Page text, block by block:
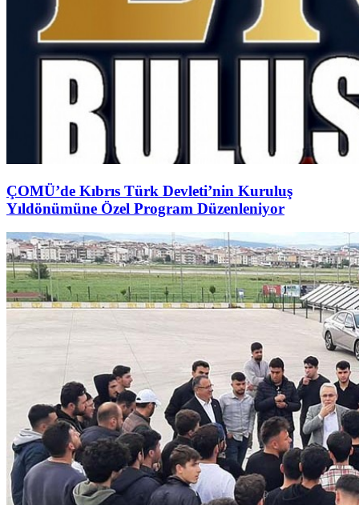
ÇOMÜ’de Kıbrıs Türk Devleti’nin Kuruluş
Yıldönümüne Özel Program Düzenleniyor